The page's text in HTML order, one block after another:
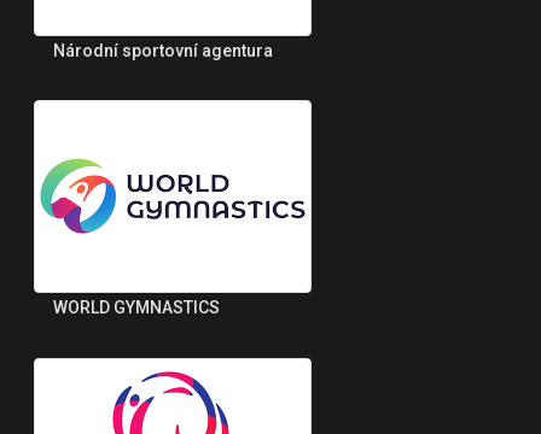
Národní sportovní agentura
WORLD GYMNASTICS